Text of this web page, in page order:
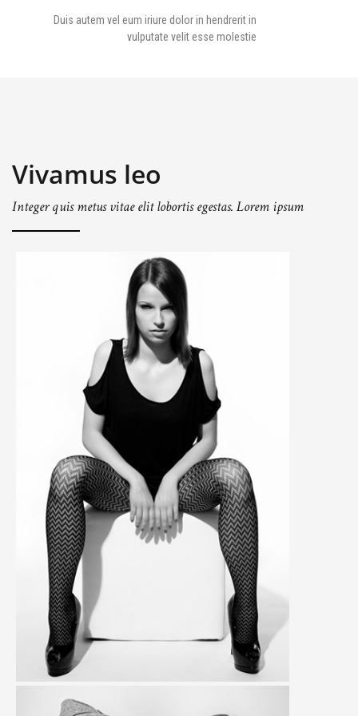
Duis autem vel eum iriure dolor in hendrerit in
vulputate velit esse molestie
Vivamus leo
Integer quis metus vitae elit lobortis egestas. Lorem ipsum